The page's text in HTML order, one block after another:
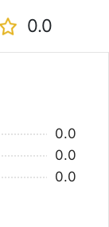
0.0
0.0
0.0
0.0